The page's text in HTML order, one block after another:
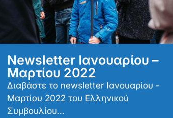
Newsletter Ιανουαρίου –
Μαρτίου 2022
Διαβάστε το newsletter Ιανουαρίου -
Μαρτίου 2022 του Ελληνικού
Συμβουλίου...